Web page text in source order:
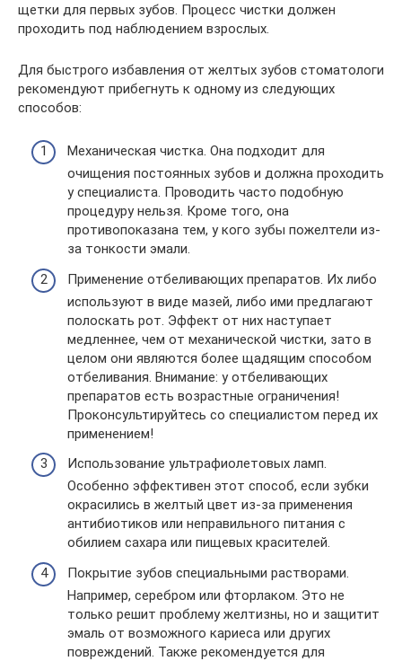
щетки для первых зубов. Процесс чистки должен
проходить под наблюдением взрослых.
Для быстрого избавления от желтых зубов стоматологи
рекомендуют прибегнуть к одному из следующих
способов:
Механическая чистка. Она подходит для
очищения постоянных зубов и должна проходить
у специалиста. Проводить часто подобную
процедуру нельзя. Кроме того, она
противопоказана тем, у кого зубы пожелтели из-
за тонкости эмали.
Применение отбеливающих препаратов. Их либо
используют в виде мазей, либо ими предлагают
полоскать рот. Эффект от них наступает
медленнее, чем от механической чистки, зато в
целом они являются более щадящим способом
отбеливания. Внимание: у отбеливающих
препаратов есть возрастные ограничения!
Проконсультируйтесь со специалистом перед их
применением!
Использование ультрафиолетовых ламп.
Особенно эффективен этот способ, если зубки
окрасились в желтый цвет из-за применения
антибиотиков или неправильного питания с
обилием сахара или пищевых красителей.
Покрытие зубов специальными растворами.
Например, серебром или фторлаком. Это не
только решит проблему желтизны, но и защитит
эмаль от возможного кариеса или других
повреждений. Также рекомендуется для